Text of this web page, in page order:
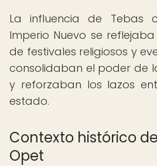
La influencia de Tebas
Imperio Nuevo se
de festivales religiosos y
consolidaban el poder de
y reforzaban los lazos
estado.
Contexto histórico
Opet